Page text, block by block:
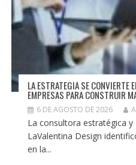
LA ESTRATEGIA SE CONVIERTE
EMPRESAS PARA CONSTRUIR
6 DE AGOSTO DE 2026
La consultora estratégica
LaValentina Design
en la...